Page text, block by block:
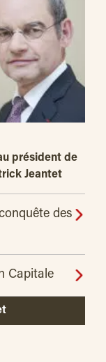
président de
Jeantet
des
Capitale